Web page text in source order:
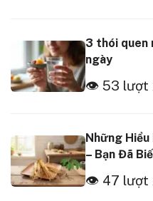
3 thói quen
ngày
👁 53 lượt
Những Hiểu
– Bạn Đã
👁 47 lượt